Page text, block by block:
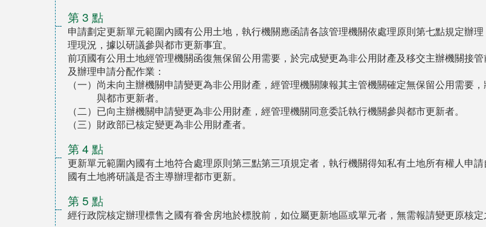
第 3 點
申請劃定更新單元範圍內國有公用土地，執行機關應函請各該管理機關依處理原則第七點規定辦
理現況，據以研議參與都市更新事宜。
前項國有公用土地經管理機關函復無保留公用需要，於完成變更為非公用財產及移交主辦機關接
及辦理申請分配作業：
（一）尚未向主辦機關申請變更為非公用財產，經管理機關陳報其主管機關確定無保留公用需要
與都市更新者。
（二）已向主辦機關申請變更為非公用財產，經管理機關同意委託執行機關參與都市更新者。
（三）財政部已核定變更為非公用財產者。
第 4 點
更新單元範圍內國有土地符合處理原則第三點第三項規定者，執行機關得知私有土地所有權人申
國有土地將研議是否主導辦理都市更新。
第 5 點
經行政院核定辦理標售之國有眷舍房地於標脫前，如位屬更新地區或單元者，無需報請變更原核